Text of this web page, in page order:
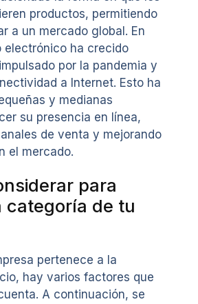
productos, permitiendo
a un mercado global. En
electrónico ha crecido
por la pandemia y
a Internet. Esto ha
y medianas
su presencia en línea,
de venta y mejorando
el mercado.
para
categoría de tu
pertenece a la
hay varios factores que
A continuación, se